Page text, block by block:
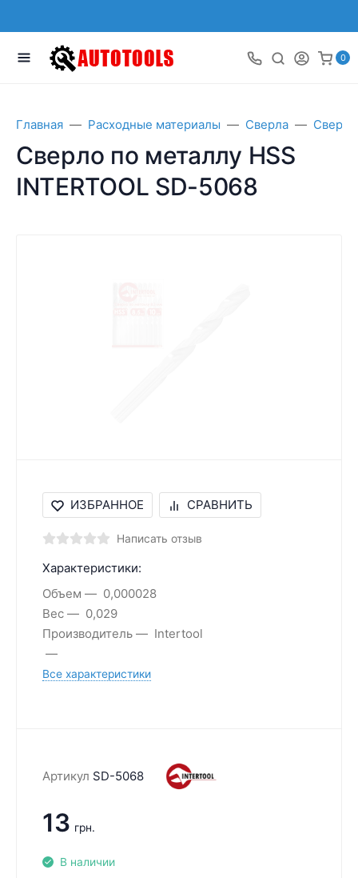
0
Главная Расходные материалы Сверла
Сверло по металлу HSS
INTERTOOL SD-5068
ИЗБРАННОЕ СРАВНИТЬ
Написать отзыв
Характеристики:
Объем
0,000028
Вес
0,029
Производитель
Intertool
Все характеристики
Артикул SD-5068
13 грн.
В наличии